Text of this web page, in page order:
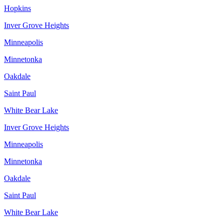
Hopkins
Inver Grove Heights
Minneapolis
Minnetonka
Oakdale
Saint Paul
White Bear Lake
Inver Grove Heights
Minneapolis
Minnetonka
Oakdale
Saint Paul
White Bear Lake